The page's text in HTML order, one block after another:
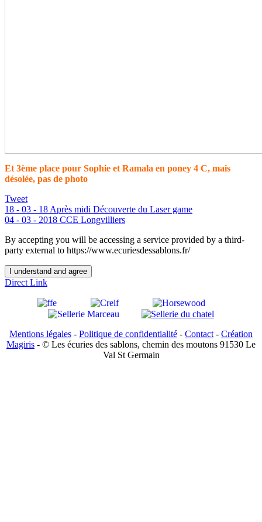
Et 3ème place pour Sophie et Ramala en poney 4 C, mais
désolée, pas de photo
Tweet
18 - 03 - 18 Après midi Découverte du Laser game
04 - 03 - 2018 CCE Longvilliers
By accepting you will be accessing a service provided by a third-
party external to https://www.ecuriesdessablons.fr/
I understand and agree
Direct Link
Mentions légales - Politique de confidentialité - Contact - Création
Magiris - © Les écuries des sablons, chemin des moutons 91530 Le
Val St Germain